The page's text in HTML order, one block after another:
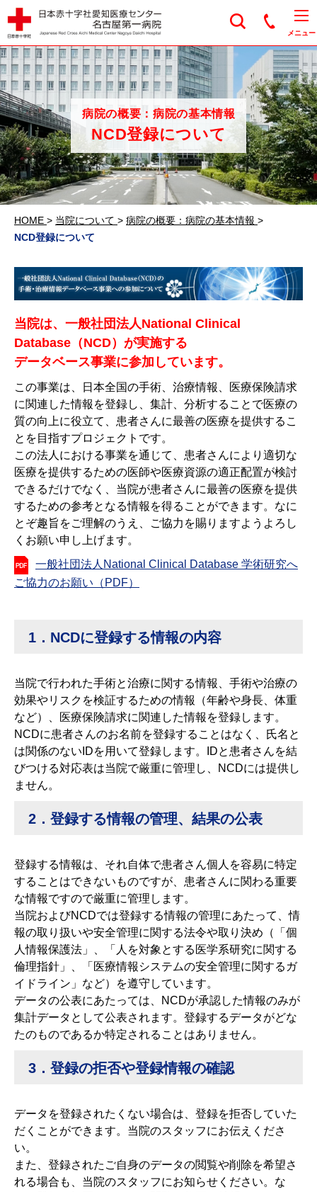
メニュー
病院の概要：病院の基本情報
NCD登録について
HOME > 当院について > 病院の概要：病院の基本情報 >
NCD登録について
当院は、一般社団法人National Clinical
Database（NCD）が実施する
データベース事業に参加しています。
この事業は、日本全国の手術、治療情報、医療保険請求
に関連した情報を登録し、集計、分析することで医療の
質の向上に役立て、患者さんに最善の医療を提供するこ
とを目指すプロジェクトです。
この法人における事業を通じて、患者さんにより適切な
医療を提供するための医師や医療資源の適正配置が検討
できるだけでなく、当院が患者さんに最善の医療を提供
するための参考となる情報を得ることができます。なに
とぞ趣旨をご理解のうえ、ご協力を賜りますようよろし
くお願い申し上げます。
一般社団法人National Clinical Database 学術研究へ
ご協力のお願い（PDF）
1．NCDに登録する情報の内容
当院で行われた手術と治療に関する情報、手術や治療の
効果やリスクを検証するための情報（年齢や身長、体重
など）、医療保険請求に関連した情報を登録します。
NCDに患者さんのお名前を登録することはなく、氏名と
は関係のないIDを用いて登録します。IDと患者さんを結
びつける対応表は当院で厳重に管理し、NCDには提供し
ません。
2．登録する情報の管理、結果の公表
登録する情報は、それ自体で患者さん個⼈を容易に特定
することはできないものですが、患者さんに関わる重要
な情報ですので厳重に管理します。
当院およびNCDでは登録する情報の管理にあたって、情
報の取り扱いや安全管理に関する法令や取り決め（「個
人情報保護法」、「人を対象とする医学系研究に関する
倫理指針」、「医療情報システムの安全管理に関するガ
イドライン」など）を遵守しています。
データの公表にあたっては、NCDが承認した情報のみが
集計データとして公表されます。登録するデータがどな
たのものであるか特定されることはありません。
3．登録の拒否や登録情報の確認
データを登録されたくない場合は、登録を拒否していた
だくことができます。当院のスタッフにお伝えくださ
い。
また、登録されたご自身のデータの閲覧や削除を希望さ
れる場合も、当院のスタッフにお知らせください。な